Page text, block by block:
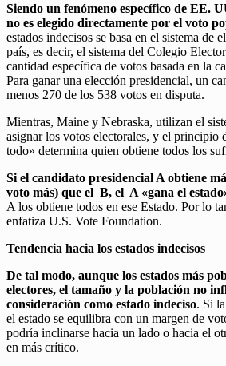
Siendo un fenómeno específico de EE.
no es elegido directamente por el voto
estados indecisos se basa en el sistema de
país, es decir, el sistema del Colegio
cantidad específica de votos basada en la
Para ganar una elección presidencial, un
menos 270 de los 538 votos en disputa.
Mientras, Maine y Nebraska, utilizan el
asignar los votos electorales, y el principio
todo» determina quien obtiene todos los
Si el candidato presidencial A obtiene
voto más) que el B, el A «gana el
A los obtiene todos en ese Estado. Por lo
enfatiza U.S. Vote Foundation.
Tendencia hacia los estados indecisos
De tal modo, aunque los estados más
electores, el tamaño y la población no
consideración como estado indeciso. Si
el estado se equilibra con un margen de
podría inclinarse hacia un lado o hacia el
en más crítico.